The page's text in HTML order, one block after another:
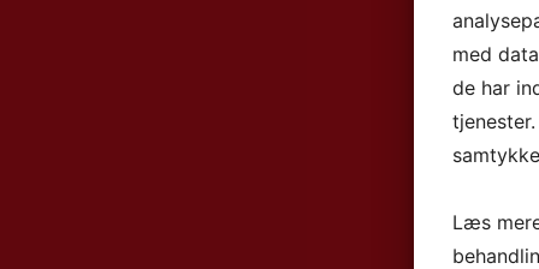
med
de har
Læs